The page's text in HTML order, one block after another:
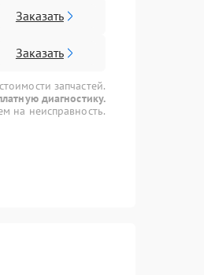
Заказать
Заказать
запчастей.
диагностику.
на неисправность.